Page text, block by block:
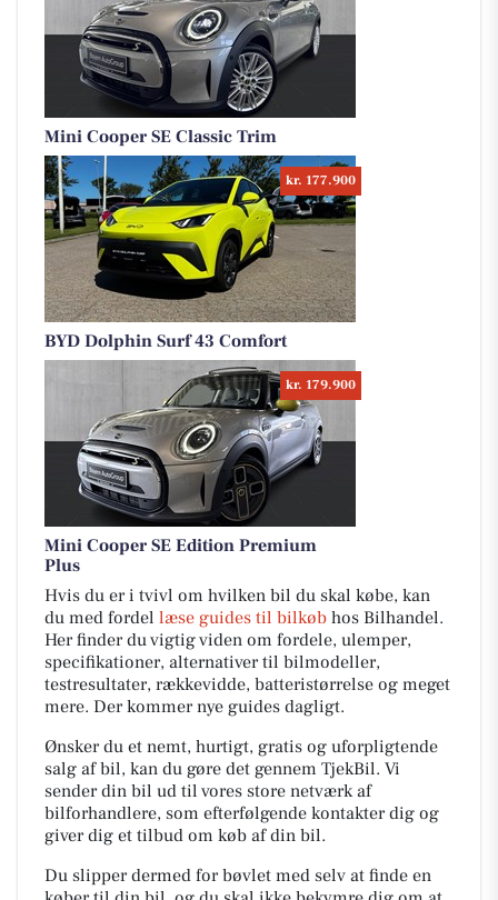
Mini Cooper SE Classic Trim
kr. 177.900
BYD Dolphin Surf 43 Comfort
kr. 179.900
Mini Cooper SE Edition Premium
Plus
Hvis du er i tvivl om hvilken bil du skal købe, kan
du med fordel læse guides til bilkøb hos Bilhandel.
Her finder du vigtig viden om fordele, ulemper,
specifikationer, alternativer til bilmodeller,
testresultater, rækkevidde, batteristørrelse og meget
mere. Der kommer nye guides dagligt.
Ønsker du et nemt, hurtigt, gratis og uforpligtende
salg af bil, kan du gøre det gennem TjekBil. Vi
sender din bil ud til vores store netværk af
bilforhandlere, som efterfølgende kontakter dig og
giver dig et tilbud om køb af din bil.
Du slipper dermed for bøvlet med selv at finde en